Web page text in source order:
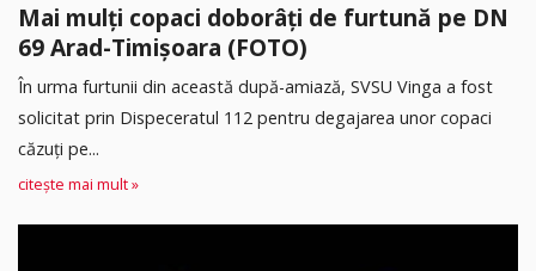
Mai mulți copaci doborâți de furtună pe DN
69 Arad-Timișoara (FOTO)
În urma furtunii din această după-amiază, SVSU Vinga a fost
solicitat prin Dispeceratul 112 pentru degajarea unor copaci
căzuți pe...
citește mai mult »